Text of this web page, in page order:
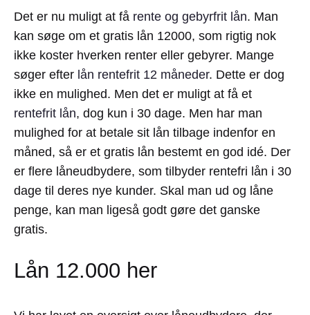
Det er nu muligt at få rente og gebyrfrit lån. Man
kan søge om et gratis lån 12000, som rigtig nok
ikke koster hverken renter eller gebyrer. Mange
søger efter lån rentefrit 12 måneder. Dette er dog
ikke en mulighed. Men det er muligt at få et
rentefrit lån, dog kun i 30 dage. Men har man
mulighed for at betale sit lån tilbage indenfor en
måned, så er et gratis lån bestemt en god idé. Der
er flere låneudbydere, som tilbyder rentefri lån i 30
dage til deres nye kunder. Skal man ud og låne
penge, kan man ligeså godt gøre det ganske
gratis.
Lån 12.000 her